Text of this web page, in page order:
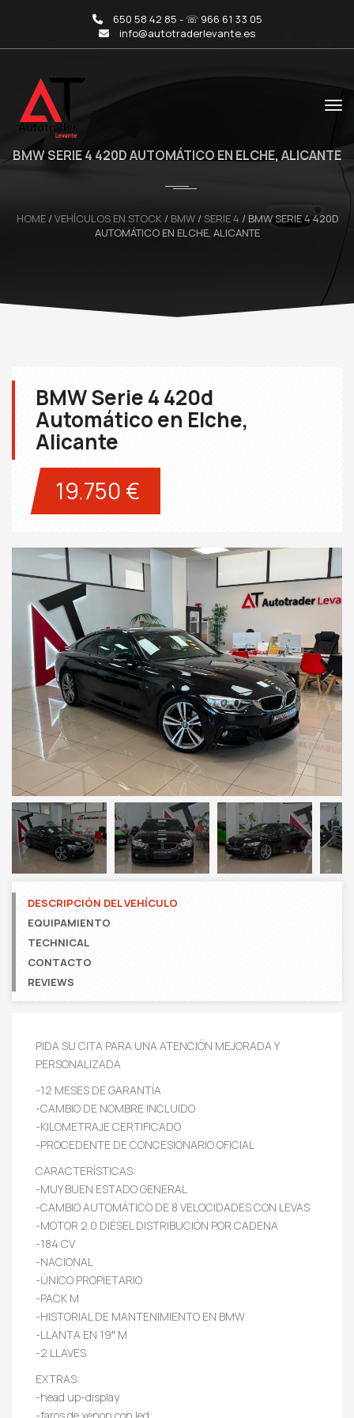
650 58 42 85 - ☏ 966 61 33 05
info@autotraderlevante.es
BMW SERIE 4 420D AUTOMÁTICO EN ELCHE, ALICANTE
HOME/ VEHÍCULOS EN STOCK/ BMW/ SERIE 4 / BMW SERIE 4 420D
AUTOMÁTICO EN ELCHE, ALICANTE
BMW Serie 4 420d
Automático en Elche,
Alicante
19.750 €
Next
Next
DESCRIPCIÓN DEL VEHÍCULO
EQUIPAMIENTO
TECHNICAL
CONTACTO
REVIEWS
PIDA SU CITA PARA UNA ATENCIÓN MEJORADA Y
PERSONALIZADA
-12 MESES DE GARANTÍA
-CAMBIO DE NOMBRE INCLUIDO
-KILOMETRAJE CERTIFICADO
-PROCEDENTE DE CONCESIONARIO OFICIAL
CARACTERÍSTICAS:
-MUY BUEN ESTADO GENERAL
-CAMBIO AUTOMÁTICO DE 8 VELOCIDADES CON LEVAS
-MOTOR 2.0 DIÉSEL DISTRIBUCIÓN POR CADENA
-184 CV
-NACIONAL
-ÚNICO PROPIETARIO
-PACK M
-HISTORIAL DE MANTENIMIENTO EN BMW
-LLANTA EN 19″ M
-2 LLAVES
EXTRAS:
-head up-display
-faros de xenon con led